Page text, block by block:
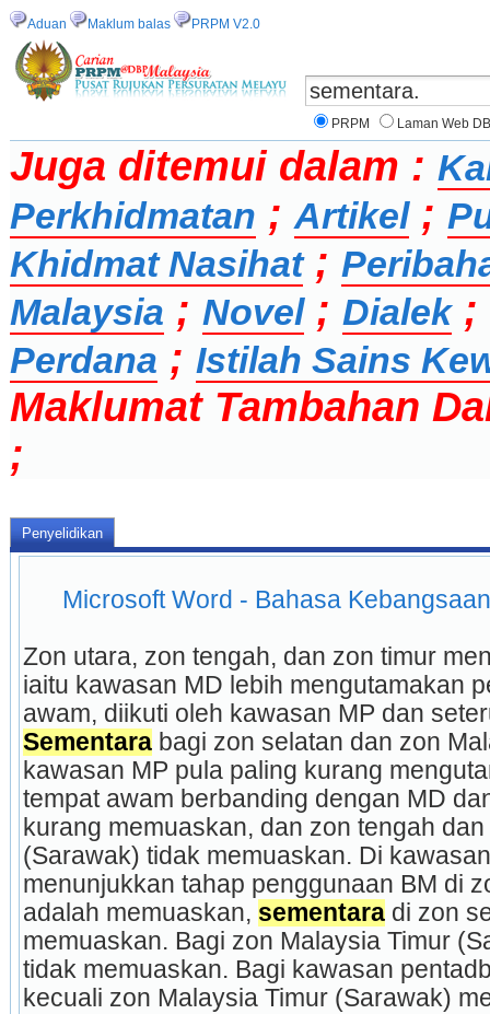
Aduan Maklum balas PRPM V2.0
PRPM Laman Web
Juga ditemui dalam :
Perkhidmatan ; Artikel;
Khidmat Nasihat;
Malaysia ; Novel; Dialek;
Perdana ; Istilah Sains
Maklumat Tambahan
;
Penyelidikan
Microsoft Word - Bahasa
Zon utara, zon tengah, dan zon timur
iaitu kawasan MD lebih mengutamakan
Sementara bagi zon selatan dan zon
kawasan MP pula paling kurang
tempat awam berbanding dengan MD
kurang memuaskan, dan zon tengah
(Sarawak) tidak memuaskan. Di
menunjukkan tahap penggunaan BM di
adalah memuaskan, sementara di zon
memuaskan. Bagi zon Malaysia Timur
tidak memuaskan. Bagi kawasan
kecuali zon Malaysia Timur (Sarawak)